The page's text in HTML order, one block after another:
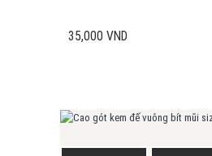
35,000 VND